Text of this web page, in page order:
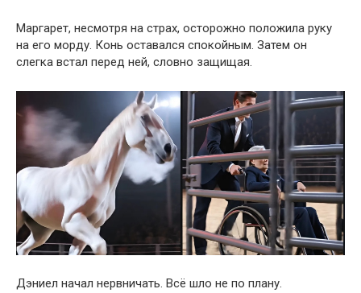
Маргарет, несмотря на страх, осторожно положила руку
на его морду. Конь оставался спокойным. Затем он
слегка встал перед ней, словно защищая.
Дэниел начал нервничать. Всё шло не по плану.